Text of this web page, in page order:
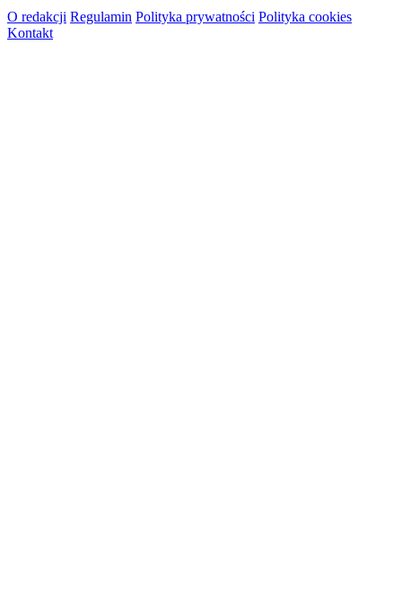
O redakcji Regulamin Polityka prywatności Polityka cookies
Kontakt